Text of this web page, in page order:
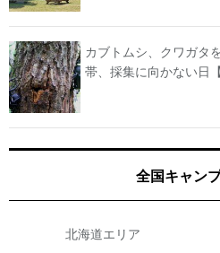
カブトムシ、クワガタ
帯、採集に向かない日
全国キャン
北海道エリア